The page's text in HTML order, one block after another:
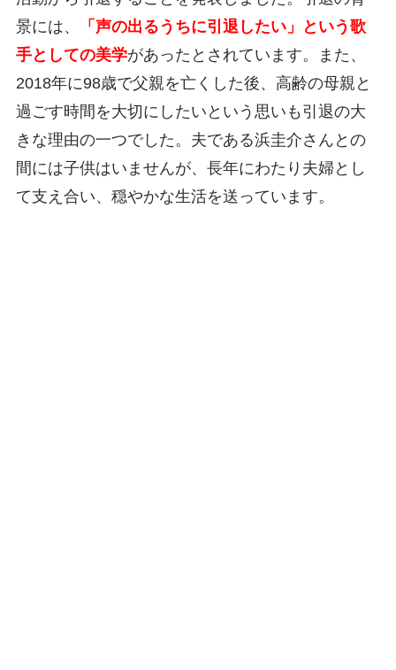
景には、
「声の出るうちに引退したい」という歌
手としての美学があったとされています。また、
2018年に98歳で父親を亡くした後、高齢の母親と
過ごす時間を大切にしたいという思いも引退の大
きな理由の一つでした。夫である浜圭介さんとの
間には子供はいませんが、長年にわたり夫婦とし
て支え合い、穏やかな生活を送っています。